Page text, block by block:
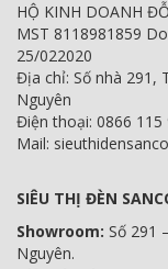
HỘ KINH DOANH
MST 8118981859
25/022020
Địa chỉ: Số nhà 291,
Nguyên
Điện thoại: 0866 115
Mail:
SIÊU THỊ ĐÈN
Showroom: Số 291
Nguyên.